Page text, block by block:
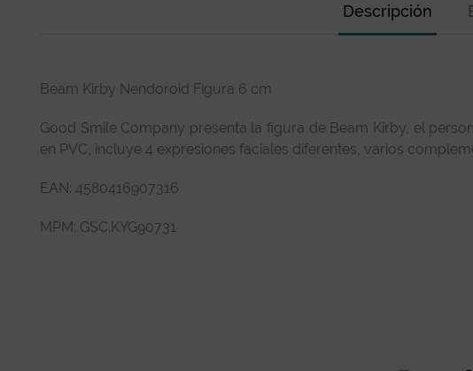
Descripción
Beam Kirby Nendoroid Figura 6 cm
Good Smile Company presenta la figura de Beam Kirby, el
en PVC, incluye 4 expresiones faciales diferentes, varios
EAN: 4580416907316
MPM: GSC.KYG90731